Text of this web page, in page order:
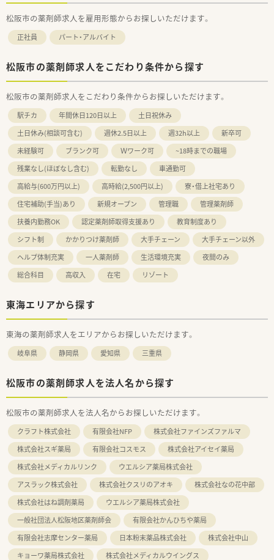
松阪市の薬剤師求人を雇用形態からお探しいただけます。
正社員 パート・アルバイト
松阪市の薬剤師求人をこだわり条件から探す
松阪市の薬剤師求人をこだわり条件からお探しいただけます。
駅チカ 年間休日120日以上
土日祝休み
土日休み(相談可含む)
週休2.5日以上 週32h以上
新卒可
未経験可
ブランク可 Ｗワーク可
~18時までの職場
残業なし(ほぼなし含む)
転勤なし
車通勤可
高給与(600万円以上)
高時給(2,500円以上)
寮・借上社宅あり
住宅補助(手当)あり
新規オープン 管理職
管理薬剤師
扶養内勤務OK
認定薬剤師取得支援あり
教育制度あり
シフト制
かかりつけ薬剤師 大手チェーン
大手チェーン以外
ヘルプ体制充実
一人薬剤師 生活環境充実
夜間のみ
総合科目
高収入 在宅 リゾート
東海エリアから探す
東海の薬剤師求人をエリアからお探しいただけます。
岐阜県 静岡県 愛知県 三重県
松阪市の薬剤師求人を法人名から探す
松阪市の薬剤師求人を法人名からお探しいただけます。
クラフト株式会社 有限会社NFP
株式会社ファインズファルマ
株式会社スギ薬局
有限会社コスモス
株式会社アイセイ薬局
株式会社メディカルリンク
ウエルシア薬局株式会社
アスラック株式会社
株式会社クスリのアオキ
株式会社なの花中部
株式会社はね調剤薬局
ウエルシア薬局株式会社
一般社団法人松阪地区薬剤師会
有限会社かんひちや薬局
有限会社志摩センター薬局
日本粉末薬品株式会社
株式会社中山
キョーワ薬局株式会社
株式会社メディカルウイングス